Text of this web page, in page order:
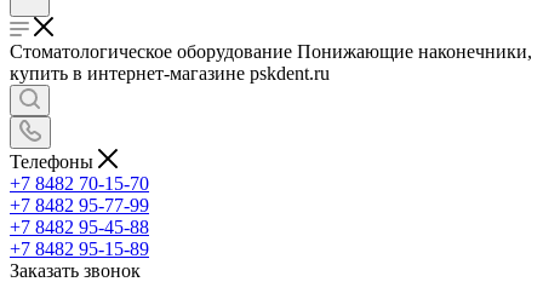
Стоматологическое оборудование Понижающие наконечники,
купить в интернет-магазине pskdent.ru
Телефоны
+7 8482 70-15-70
+7 8482 95-77-99
+7 8482 95-45-88
+7 8482 95-15-89
Заказать звонок